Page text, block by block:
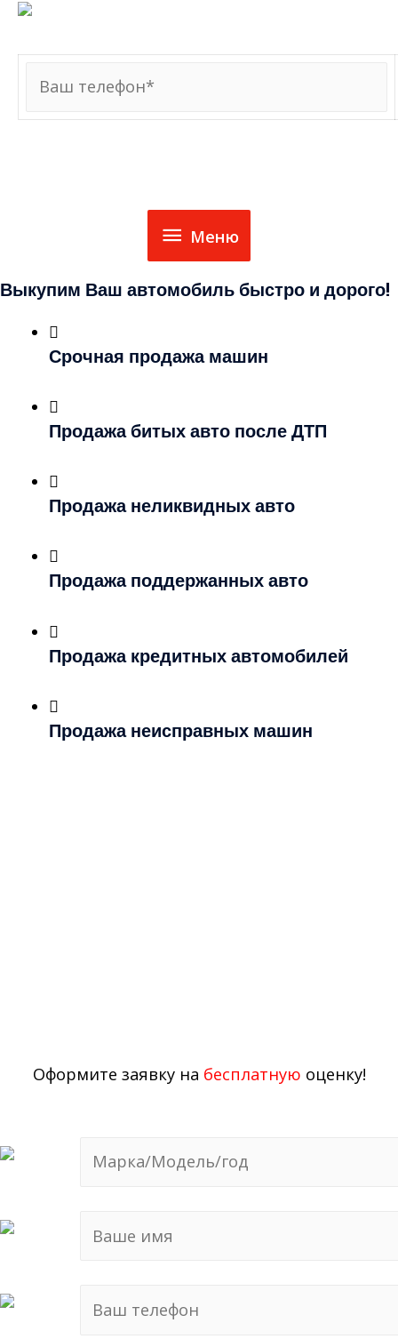
Меню
Меню
Выкупим Ваш автомобиль быстро и дорого!
Срочная продажа машин
Продажа битых авто после ДТП
Продажа неликвидных авто
Продажа поддержанных авто
Продажа кредитных автомобилей
Продажа неисправных машин
Оформите заявку на бесплатную оценку!